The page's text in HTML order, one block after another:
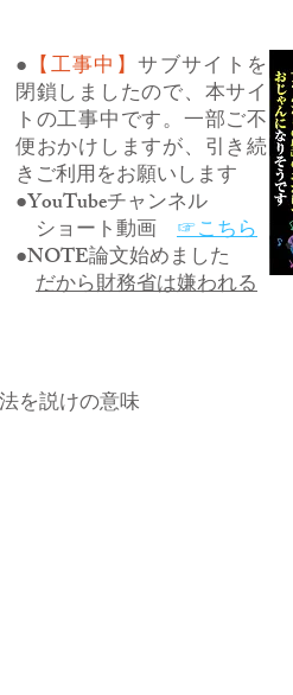
● 【工事中】サブサイトを
閉鎖しましたので、本サイ
トの工事中です。一部ご不
便おかけしますが、引き続
きご利用をお願いします
●YouTubeチャンネル
ショート動画 ☞こちら
●NOTE論文始めました
だから財務省は嫌われる
を説けの意味